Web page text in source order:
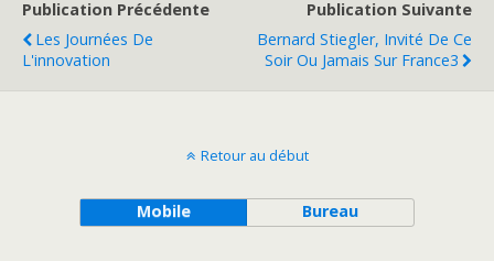
Publication Précédente
Les Journées De
L'innovation
Publication Suivante
Bernard Stiegler, Invité De Ce
Soir Ou Jamais Sur France3
Retour au début
Mobile Bureau